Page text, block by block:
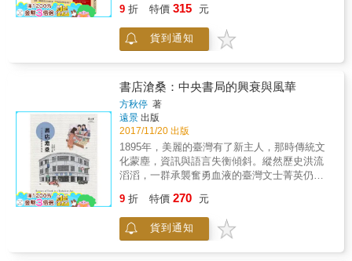
型出版的故事，重新思考工作X生活的難解算式
▍專訪詩人谷川俊太郎，談詩與出版迎向新時
代的轉變 ▍收錄宇田智子、石橋毅史、內沼晉
常生活，同時也收錄了編輯的牢騷日記、菜鳥
紀錄；第三部敘說山鷹編輯如何與作者們相
遇，並充分活用地方出版的特性，挖掘釜山故
事，製作融合在地文化的書籍；第四部則展現
容，除了與作者聯繫、校閱書稿等日常工作
外，山鷹編輯部還必須面對撰寫新聞稿、製作
宣傳信件、到地鐵站貼海報、舉辦記者會與講
座活動、接受節目採訪、參加工作坊、接待國
外讀者、參與國內外書展等五花八門的工作挑
戰；第五部記錄了山鷹與讀者會面的過程，自
從創社以來，山鷹幾乎每個月都會舉辦「與讀
書與推特，努力成為連結作者與讀者的重要橋
樑。每部最後附上的〈山鷹週刊〉，則記錄了
出版團隊發生的逗趣小故事。 在地方上做出
★童書評論者柯倩華 特以專文推薦 適讀對象：
1. 圖畫書編輯、創作者。 2. 對出版業有興趣或
想到國外工作的你。 3. 對正在找路的青少年、
輯葉俊良在臺灣長大，臺大物理系畢業， 遠赴
法國念建築後，成為一位專業的建築師。 竟然
轉了一個大彎，在當地創立童書出版社，做起
原創圖畫書？ ──人生路途中常有轉換跑道的心
情游移，他如何篤定的走出自己的路？ ──在異
國工作的挑戰是什麼？ ──法國出版業的景況如
何？ ──他們如何定位編輯和插畫家？ ◎法國
人教我的事：從建築設計到童書編輯 ‧「期限內
交出的作品」v.s.「優秀卻遲交的作品」，後者
個操外國口音的人打電話來，如何不讓對方覺
得自己在浪費他的時間？ ‧每段過程都是養分：
建築和編輯一樣，光靠技術無法達成，有
9 折 特價 315 元
貨到通知
書店滄桑：中央書局的興衰與風華
方秋停 著
遠景 出版
2017/11/20 出版
1895年，美麗的臺灣有了新主人，那時傳統文
化蒙塵，資訊與語言失衡傾斜。縱然歷史洪流
滔滔，一群承襲奮勇血液的臺灣文士菁英仍徒
見、啟迪思想的文化城堡──那年是1927，中央
書局面世。書局落腳臺中，文化運動的重鎮、
城市地理的優越，使「心向中央」的書局向著
9 折 特價 270 元
貨到通知